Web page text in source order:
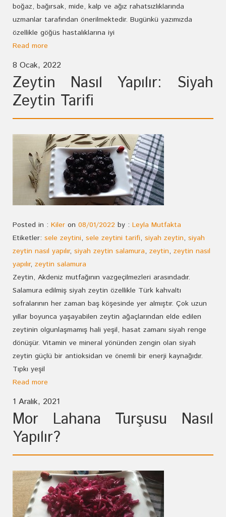
boğaz, bağırsak, mide, kalp ve ağız rahatsızlıklarında
uzmanlar tarafından önerilmektedir. Bugünkü yazımızda
özellikle göğüs hastalıklarına iyi
Read more
8 Ocak, 2022
Zeytin Nasıl Yapılır: Siyah
Zeytin Tarifi
Posted in : Kiler on 08/01/2022 by : Leyla Mutfakta
Etiketler: sele zeytini, sele zeytini tarifi, siyah zeytin, siyah
zeytin nasıl yapılır, siyah zeytin salamura, zeytin, zeytin nasıl
yapılır, zeytin salamura
Zeytin, Akdeniz mutfağının vazgeçilmezleri arasındadır.
Salamura edilmiş siyah zeytin özellikle Türk kahvaltı
sofralarının her zaman baş köşesinde yer almıştır. Çok uzun
yıllar boyunca yaşayabilen zeytin ağaçlarından elde edilen
zeytinin olgunlaşmamış hali yeşil, hasat zamanı siyah renge
dönüşür. Vitamin ve mineral yönünden zengin olan siyah
zeytin güçlü bir antioksidan ve önemli bir enerji kaynağıdır.
Tıpkı yeşil
Read more
1 Aralık, 2021
Mor Lahana Turşusu Nasıl
Yapılır?